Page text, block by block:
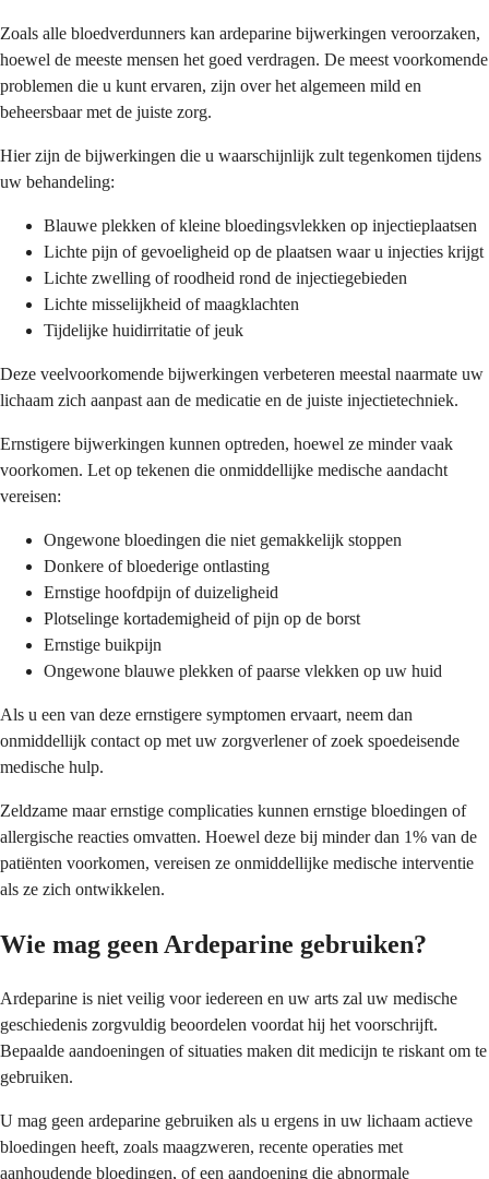
Zoals alle bloedverdunners kan ardeparine bijwerkingen veroorzaken,
hoewel de meeste mensen het goed verdragen. De meest voorkomende
problemen die u kunt ervaren, zijn over het algemeen mild en
beheersbaar met de juiste zorg.
Hier zijn de bijwerkingen die u waarschijnlijk zult tegenkomen tijdens
uw behandeling:
Blauwe plekken of kleine bloedingsvlekken op injectieplaatsen
Lichte pijn of gevoeligheid op de plaatsen waar u injecties krijgt
Lichte zwelling of roodheid rond de injectiegebieden
Lichte misselijkheid of maagklachten
Tijdelijke huidirritatie of jeuk
Deze veelvoorkomende bijwerkingen verbeteren meestal naarmate uw
lichaam zich aanpast aan de medicatie en de juiste injectietechniek.
Ernstigere bijwerkingen kunnen optreden, hoewel ze minder vaak
voorkomen. Let op tekenen die onmiddellijke medische aandacht
vereisen:
Ongewone bloedingen die niet gemakkelijk stoppen
Donkere of bloederige ontlasting
Ernstige hoofdpijn of duizeligheid
Plotselinge kortademigheid of pijn op de borst
Ernstige buikpijn
Ongewone blauwe plekken of paarse vlekken op uw huid
Als u een van deze ernstigere symptomen ervaart, neem dan
onmiddellijk contact op met uw zorgverlener of zoek spoedeisende
medische hulp.
Zeldzame maar ernstige complicaties kunnen ernstige bloedingen of
allergische reacties omvatten. Hoewel deze bij minder dan 1% van de
patiënten voorkomen, vereisen ze onmiddellijke medische interventie
als ze zich ontwikkelen.
Wie mag geen Ardeparine gebruiken?
Ardeparine is niet veilig voor iedereen en uw arts zal uw medische
geschiedenis zorgvuldig beoordelen voordat hij het voorschrijft.
Bepaalde aandoeningen of situaties maken dit medicijn te riskant om te
gebruiken.
U mag geen ardeparine gebruiken als u ergens in uw lichaam actieve
bloedingen heeft, zoals maagzweren, recente operaties met
aanhoudende bloedingen, of een aandoening die abnormale